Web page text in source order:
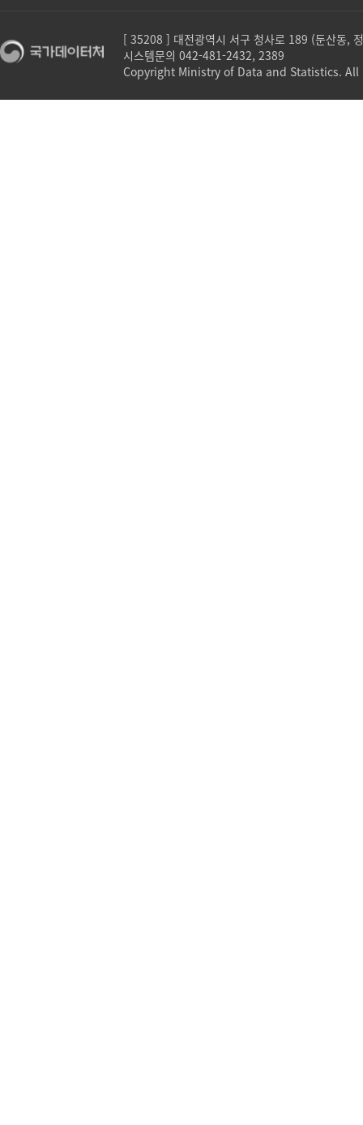
[ 35208 ] 대전광역시 서구 청사로 189 (둔산동,
시스템문의 042-481-2432, 2389
Copyright Ministry of Data and Statistics.